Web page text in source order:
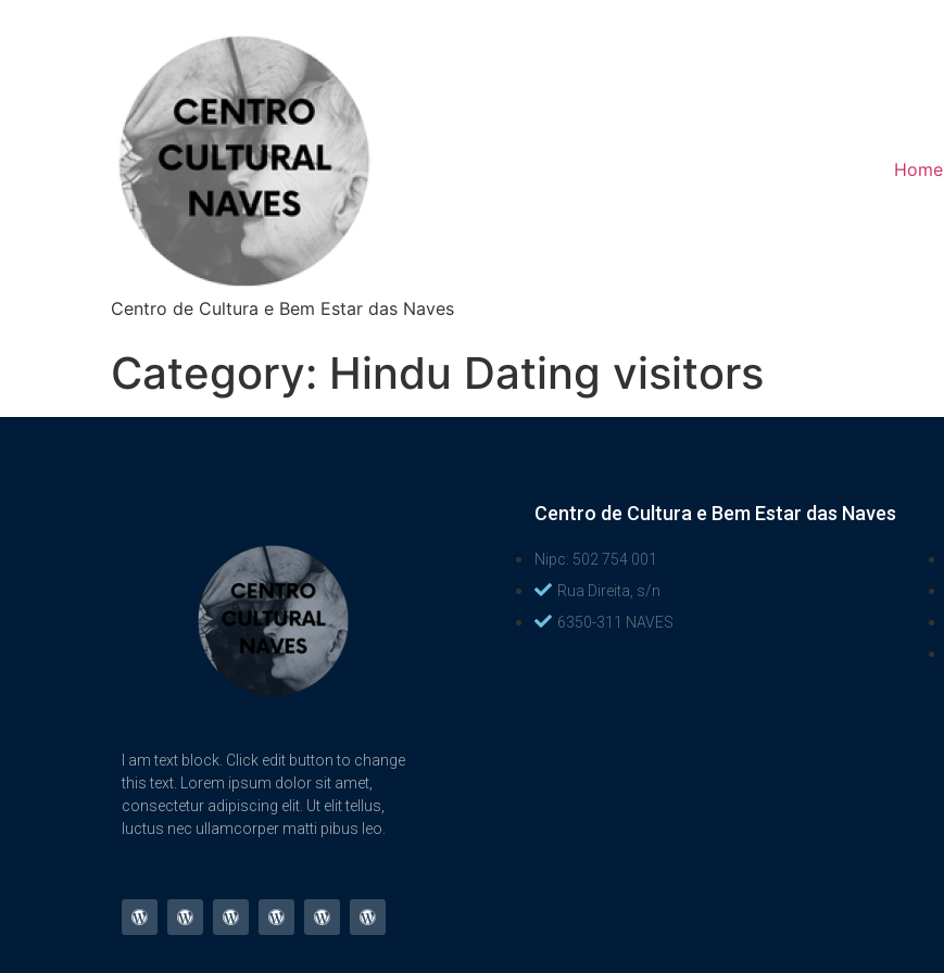
Centro de Cultura e Bem Estar das Naves
Home
Category: Hindu Dating visitors
I am text block. Click edit button to change
this text. Lorem ipsum dolor sit amet,
consectetur adipiscing elit. Ut elit tellus,
luctus nec ullamcorper matti pibus leo.
Centro de Cultura e Bem Estar das Naves
Nipc: 502 754 001
Rua Direita, s/n
6350-311 NAVES